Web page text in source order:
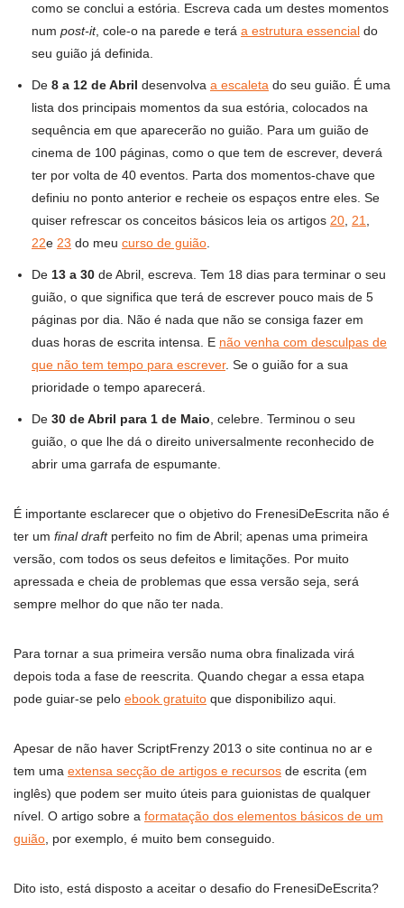
como se conclui a estória. Escreva cada um destes momentos
num post-it, cole-o na parede e terá a estrutura essencial do
seu guião já definida.
De 8 a 12 de Abril desenvolva a escaleta do seu guião. É uma
lista dos principais momentos da sua estória, colocados na
sequência em que aparecerão no guião. Para um guião de
cinema de 100 páginas, como o que tem de escrever, deverá
ter por volta de 40 eventos. Parta dos momentos-chave que
definiu no ponto anterior e recheie os espaços entre eles. Se
quiser refrescar os conceitos básicos leia os artigos 20 21
22e 23 do meu curso de guião
De 13 a 30 de Abril, escreva. Tem 18 dias para terminar o seu
guião, o que significa que terá de escrever pouco mais de 5
páginas por dia. Não é nada que não se consiga fazer em
duas horas de escrita intensa. E não venha com desculpas de
que não tem tempo para escrever. Se o guião for a sua
prioridade o tempo aparecerá.
De 30 de Abril para 1 de Maio , celebre. Terminou o seu
guião, o que lhe dá o direito universalmente reconhecido de
abrir uma garrafa de espumante.
É importante esclarecer que o objetivo do FrenesiDeEscrita não é
ter um final draftperfeito no fim de Abril; apenas uma primeira
versão, com todos os seus defeitos e limitações. Por muito
apressada e cheia de problemas que essa versão seja, será
sempre melhor do que não ter nada.
Para tornar a sua primeira versão numa obra finalizada virá
depois toda a fase de reescrita. Quando chegar a essa etapa
pode guiar-se pelo ebook gratuito que disponibilizo aqui.
Apesar de não haver ScriptFrenzy 2013 o site continua no ar e
tem uma extensa secção de artigos e recursos de escrita (em
inglês) que podem ser muito úteis para guionistas de qualquer
nível. O artigo sobre a formatação dos elementos básicos de um
guião , por exemplo, é muito bem conseguido.
Dito isto, está disposto a aceitar o desafio do FrenesiDeEscrita?